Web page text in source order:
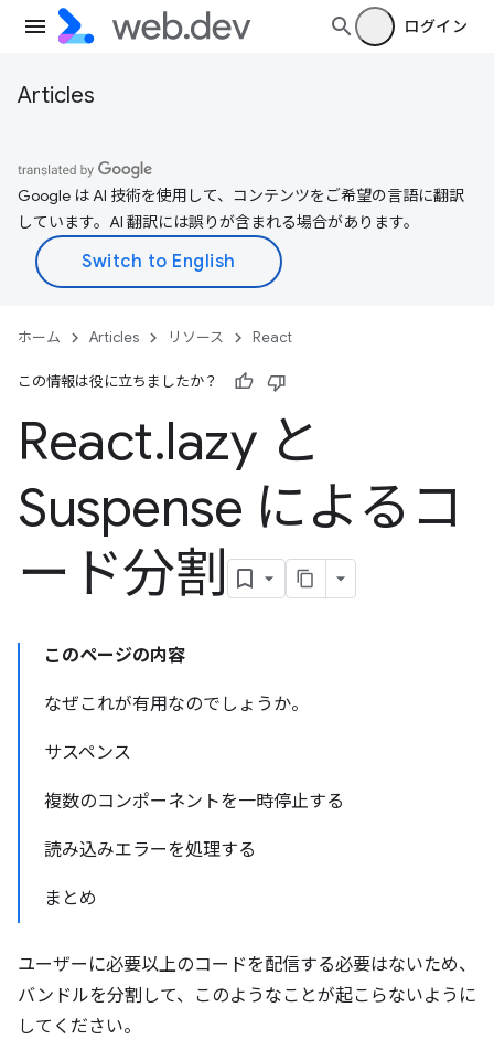
ログイン
Articles
Google は AI 技術を使用して、コンテンツをご希望の言語に翻訳
しています。AI 翻訳には誤りが含まれる場合があります。
ホーム Articles リソース React
この情報は役に立ちましたか？
React.lazy と
Suspense によるコ
ード分割
このページの内容
なぜこれが有用なのでしょうか。
サスペンス
複数のコンポーネントを一時停止する
読み込みエラーを処理する
まとめ
ユーザーに必要以上のコードを配信する必要はないため、
バンドルを分割して、このようなことが起こらないように
してください。